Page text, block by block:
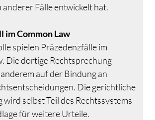
anderer Fälle entwickelt hat.
im Common Law
spielen Präzedenzfälle im
Die dortige Rechtsprechung
auf der Bindung an
Die gerichtliche
wird selbst Teil des Rechtssystems
für weitere Urteile.